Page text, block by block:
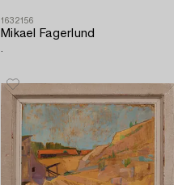
1632156
Mikael Fagerlund